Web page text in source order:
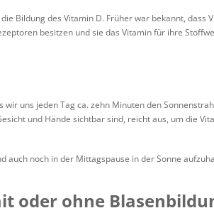
Bildung des Vitamin D. Früher war bekannt, dass
besitzen und sie das Vitamin für ihre
uns jeden Tag ca. zehn Minuten den
und Hände sichtbar sind, reicht aus, um die
auch noch in der Mittagspause in der Sonne
oder ohne